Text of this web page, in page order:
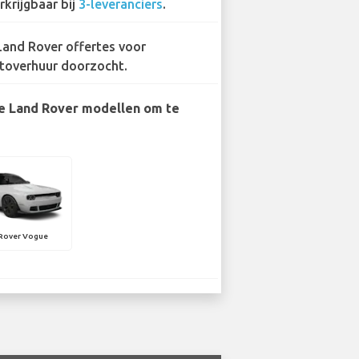
bij 3-leveranciers.
Rover offertes voor
doorzocht.
Land Rover modellen om te
Vogue